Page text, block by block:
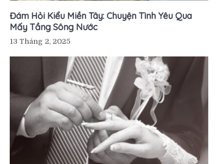
Đám Hỏi Kiểu Miền Tây: Chuyện Tình Yêu Qua
Mấy Tầng Sông Nước
13 Tháng 2, 2025